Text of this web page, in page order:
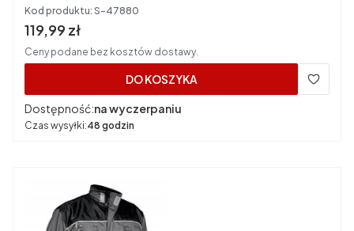
Kod produktu: S-47880
Cena brutto
119,99 zł
Ceny podane bez kosztów dostawy.
DO KOSZYKA
Dostępność:na wyczerpaniu
Czas wysyłki:48 godzin